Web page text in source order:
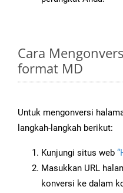
Cara
format MD
Untuk mengonversi
langkah-langkah berikut:
Kunjungi situs web
Masukkan URL
konversi ke dalam